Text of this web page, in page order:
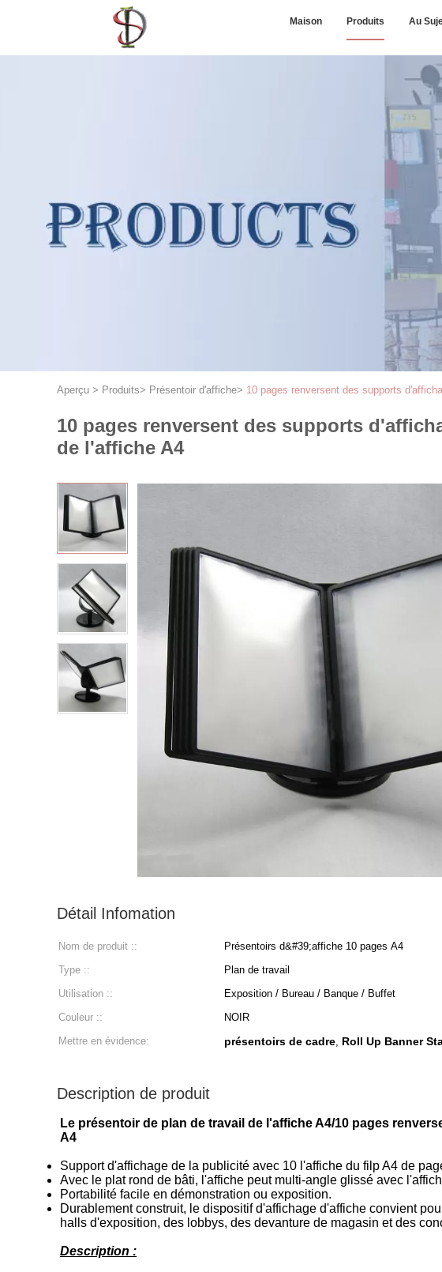
Maison Produits Au
Aperçu > Produits> Présentoir d'affiche> 10 pages renversent des supports
10 pages renversent des supports
de l'affiche A4
Détail Infomation
Nom de produit :: Présentoirs d&#39;affiche 10 pages A4
Type ::
Plan de travail
Utilisation ::
Exposition / Bureau / Banque / Buffet
Couleur ::
NOIR
Mettre en évidence:
présentoirs de cadre, Roll Up Banner
Description de produit
Le présentoir de plan de travail de l'affiche A4/10 pages
A4
Support d'affichage de la publicité avec 10 l'affiche du filp A4 de
Avec le plat rond de bâti, l'affiche peut multi-angle glissé avec
Portabilité facile en démonstration ou exposition.
Durablement construit, le dispositif d'affichage d'affiche convient
halls d'exposition, des lobbys, des devanture de magasin et des
Description :